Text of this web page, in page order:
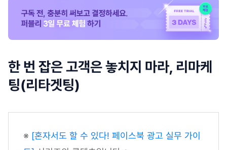
한 번 잡은 고객은 놓치지 마라, 리마케
팅(리타겟팅)
※ [혼자서도 할 수 있다! 페이스북 광고 실무 가이